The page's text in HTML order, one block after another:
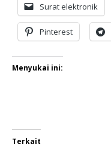
Surat elektronik
Pinterest
Menyukai ini:
Terkait